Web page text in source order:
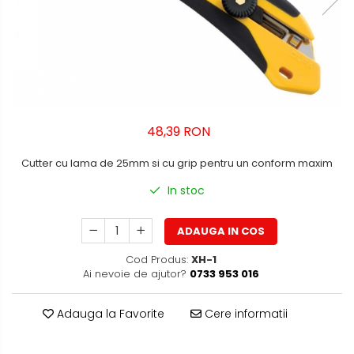
Etichetare si ambalare
Instrumente de scris
Pixuri de plastic
Stilouri
48,39 RON
Cutter cu lama de 25mm si cu grip pentru un conform maxim
In stoc
ADAUGA IN COS
Cod Produs: XH-1
Ai nevoie de ajutor? 0733 953 016
Adauga la Favorite Cere informatii